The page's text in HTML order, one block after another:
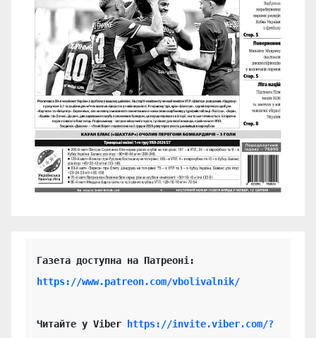
https://www.patreon.com/vbolivalnik/
Читайте у Viber
https://invite.viber.com/?